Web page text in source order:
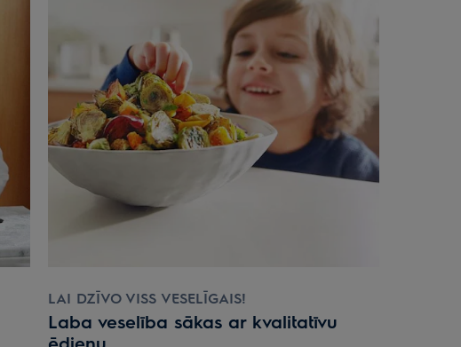
LAI DZĪVO VISS VESELĪGAIS!
Laba veselība sākas ar kvalitatīvu
ēdienu